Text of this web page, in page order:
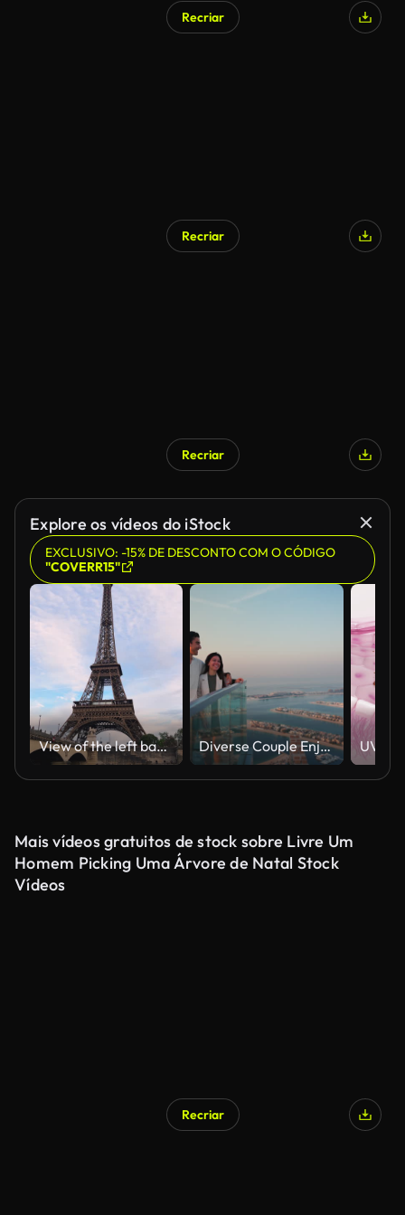
Recriar
Recriar
Recriar
Explore os vídeos do iStock
EXCLUSIVO: -15% DE DESCONTO COM O CÓDIGO
"COVERR15"
View of the left bank of the Seine River, the Eiffel Tower, boats sailing on the river, the Quai Jacques-Chirac embankment and Pont d'Iena, Jena Bridge spanning the River Seine of Paris, France. Diverse Couple Enjoying Sunset Views from High Rise Sky Deck Overlooking Palm Jumeirah
Mais vídeos gratuitos de stock sobre Livre Um
Homem Picking Uma Árvore de Natal Stock
Vídeos
Recriar